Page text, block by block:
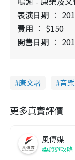
表演日期
費用
$150
開售日期
康文署 音樂
更多真實評價
風傳媒
旅遊攻略